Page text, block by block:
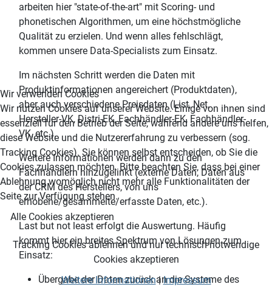
arbeiten hier "state-of-the-art" mit Scoring- und
phonetischen Algorithmen, um eine höchstmögliche
Qualität zu erzielen. Und wenn alles fehlschlägt,
kommen unsere Data-Specialists zum Einsatz.
Im nächsten Schritt werden die Daten mit
Produktinformationen angereichert (Produktdaten),
aber auch verschiedene Preisdaten (List, Net,
Hersteller-VK, Distri-EK, Fachhändler-EK, Fachhändler-
VK, etc.).
Weitere Informationen werden dann zu den
Fachhändlern hinzugelinkt (externe Daten, Daten aus
der CRM des Herstellers, von uns
erhobene/gesammelte/erfasste Daten, etc.).
Last but not least erfolgt die Auswertung. Häufig
kommt hier ein breites Spektrum von Lösungen zum
Einsatz:
Übergabe der Daten zurück an die Systeme des
Wir verwenden Cookies
Wir nutzen Cookies auf unserer Website. Einige von ihnen sind
essenziell für den Betrieb der Seite, während andere uns helfen,
diese Website und die Nutzererfahrung zu verbessern (sog.
Tracking Cookies). Sie können selbst entscheiden, ob Sie die
Cookies zulassen möchten. Bitte beachten Sie, dass bei einer
Ablehnung womöglich nicht mehr alle Funktionalitäten der
Seite zur Verfügung stehen.
Alle Cookies akzeptieren
Tracking Cookies ablehnen und nur technisch notwendige
Cookies akzeptieren
Weitere Informationen|Impressum